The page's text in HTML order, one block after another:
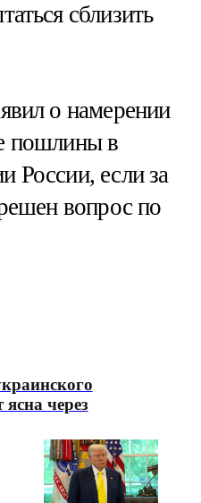
сблизить
о намерении
пошлины в
России, если за
вопрос по
ясна через